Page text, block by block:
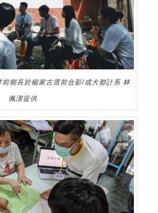
前鄉長於楊家古厝前合影/成大都計系 林
佩潔提供